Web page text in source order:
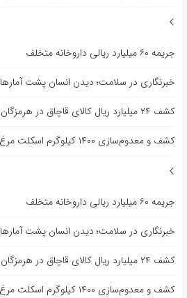
جریمه ۶۰ میلیارد ریالی داروخانه متخلف
خبرنگاری در سلامت؛ دیدن انسان پشت آمارها
کشف ۲۴ میلیارد ریال کالای قاچاق در هرمزگان
کشف و معدوم‌سازی ۱۴۰۰ کیلوگرم اسکلت مرغ غیربهداشتی در قم
جریمه ۶۰ میلیارد ریالی داروخانه متخلف
خبرنگاری در سلامت؛ دیدن انسان پشت آمارها
کشف ۲۴ میلیارد ریال کالای قاچاق در هرمزگان
کشف و معدوم‌سازی ۱۴۰۰ کیلوگرم اسکلت مرغ غیربهداشتی در قم